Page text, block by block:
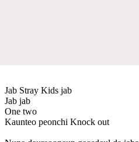
Jab Stray Kids jab
Jab jab
One two
Kaunteo peonchi Knock out